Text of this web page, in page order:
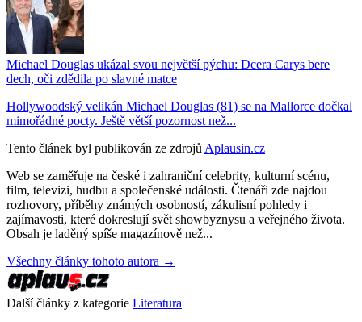
Michael Douglas ukázal svou největší pýchu: Dcera Carys bere
dech, oči zdědila po slavné matce
Hollywoodský velikán Michael Douglas (81) se na Mallorce dočkal
mimořádné pocty. Ještě větší pozornost než...
Tento článek byl publikován ze zdrojů Aplausin.cz
Web se zaměřuje na české i zahraniční celebrity, kulturní scénu,
film, televizi, hudbu a společenské události. Čtenáři zde najdou
rozhovory, příběhy známých osobností, zákulisní pohledy i
zajímavosti, které dokreslují svět showbyznysu a veřejného života.
Obsah je laděný spíše magazínově než...
Všechny články tohoto autora →
Další články z kategorie Literatura